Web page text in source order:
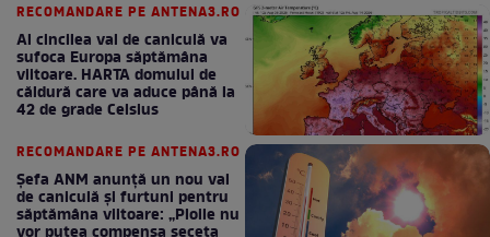
RECOMANDARE PE ANTENA3.RO
Al cincilea val de caniculă va
sufoca Europa săptămâna
viitoare. HARTA domului de
căldură care va aduce până la
42 de grade Celsius
RECOMANDARE PE ANTENA3.RO
Șefa ANM anunță un nou val
de caniculă și furtuni pentru
săptămâna viitoare: „Ploile nu